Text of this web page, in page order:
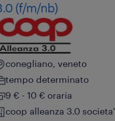
(f/m/nb)
conegliano, veneto
tempo determinato
9 € - 10 € oraria
coop alleanza 3.0 societa'